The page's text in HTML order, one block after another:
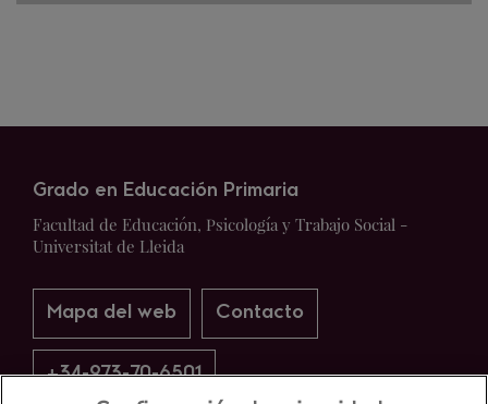
Grado en Educación Primaria
Facultad de Educación, Psicología y Trabajo Social -
Universitat de Lleida
Mapa del web Contacto
+34-973-70-6501